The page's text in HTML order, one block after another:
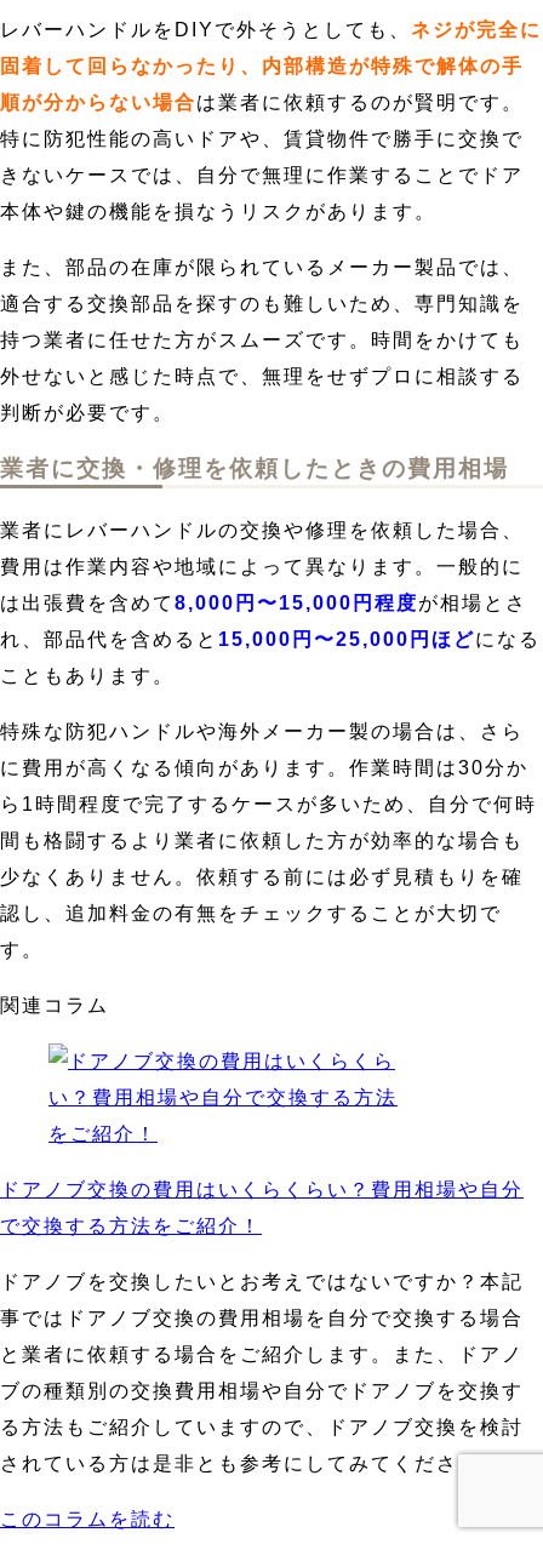
レバーハンドルをDIYで外そうとしても、 ネジが完全に
固着して回らなかったり、内部構造が特殊で解体の手
順が分からない場合は業者に依頼するのが賢明です。
特に防犯性能の高いドアや、賃貸物件で勝手に交換で
きないケースでは、自分で無理に作業することでドア
本体や鍵の機能を損なうリスクがあります。
また、部品の在庫が限られているメーカー製品では、
適合する交換部品を探すのも難しいため、専門知識を
持つ業者に任せた方がスムーズです。時間をかけても
外せないと感じた時点で、無理をせずプロに相談する
判断が必要です。
業者に交換・修理を依頼したときの費用相場
業者にレバーハンドルの交換や修理を依頼した場合、
費用は作業内容や地域によって異なります。一般的に
は出張費を含めて 8,000円〜15,000円程度が相場とさ
れ、部品代を含めると 15,000円〜25,000円ほどになる
こともあります。
特殊な防犯ハンドルや海外メーカー製の場合は、さら
に費用が高くなる傾向があります。作業時間は30分か
ら1時間程度で完了するケースが多いため、自分で何時
間も格闘するより業者に依頼した方が効率的な場合も
少なくありません。依頼する前には必ず見積もりを確
認し、追加料金の有無をチェックすることが大切で
す。
関連コラム
ドアノブ交換の費用はいくらくらい？費用相場や自分
で交換する方法をご紹介！
ドアノブを交換したいとお考えではないですか？本記
事ではドアノブ交換の費用相場を自分で交換する場合
と業者に依頼する場合をご紹介します。また、ドアノ
ブの種類別の交換費用相場や自分でドアノブを交換す
る方法もご紹介していますので、ドアノブ交換を検討
されている方は是非とも参考にしてみてください。
このコラムを読む